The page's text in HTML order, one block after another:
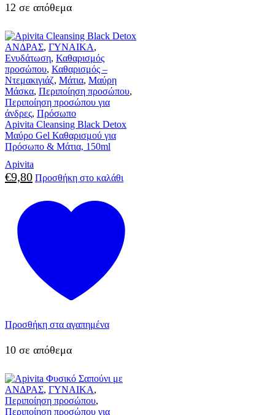
12 σε απόθεμα
ΑΝΔΡΑΣ, ΓΥΝΑΙΚΑ,
Ενυδάτωση, Καθαρισμός
προσώπου, Καθαρισμός –
Ντεμακιγιάζ, Μάτια, Μαύρη
Μάσκα, Περιποίηση προσώπου,
Περιποίηση προσώπου για
άνδρες, Πρόσωπο
Apivita Cleansing Black Detox
Μαύρο Gel Καθαρισμού για
Πρόσωπο & Μάτια, 150ml
Apivita
€9,80 Προσθήκη στο καλάθι
Προσθήκη στα αγαπημένα
10 σε απόθεμα
ΑΝΔΡΑΣ, ΓΥΝΑΙΚΑ,
Περιποίηση προσώπου,
Περιποίηση προσώπου για